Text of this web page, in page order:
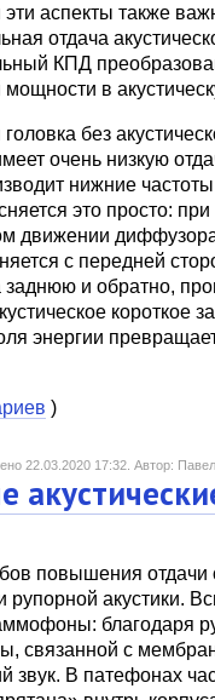
аспекты также
отдача
КПД
мощности в
без
очень низкую
нижние частоты
это просто: при
движении
с передней
и обратно,
короткое
энергии
)
22.03.2020 17:32. Автор:
повышения отдачи
рупорной акустики.
благодаря
связанной с
звук. В патефонах